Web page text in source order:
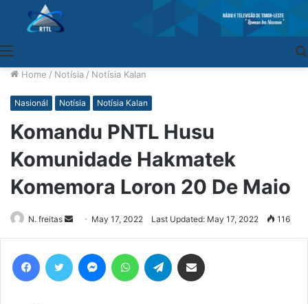
Home / Notísia / Notísia Kalan
Nasionál Notísia Notísia Kalan
Komandu PNTL Husu
Komunidade Hakmatek
Komemora Loron 20 De Maio
N. freitas
Send
an
email
May 17, 2022 Last Updated: May 17, 2022 116